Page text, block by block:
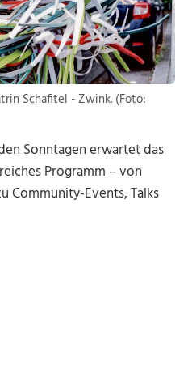
Schafitel - Zwink. (Foto:
Sonntagen erwartet das
Programm – von
Community-Events, Talks